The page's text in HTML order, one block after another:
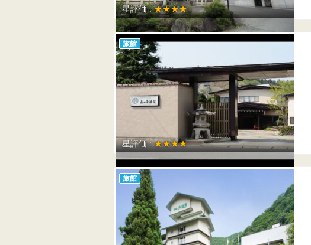
星評価 :★★★★
旅館
星評価 :★★★★
旅館